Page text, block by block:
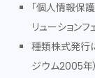
「個人情報保
リューションフ
種類株式発行
ジウム2005年）